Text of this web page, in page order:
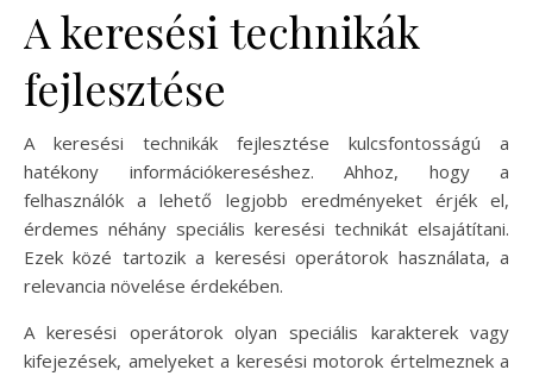
A keresési technikák
fejlesztése
A keresési technikák fejlesztése kulcsfontosságú a
hatékony információkereséshez. Ahhoz, hogy a
felhasználók a lehető legjobb eredményeket érjék el,
érdemes néhány speciális keresési technikát elsajátítani.
Ezek közé tartozik a keresési operátorok használata, a
relevancia növelése érdekében.
A keresési operátorok olyan speciális karakterek vagy
kifejezések, amelyeket a keresési motorok értelmeznek a